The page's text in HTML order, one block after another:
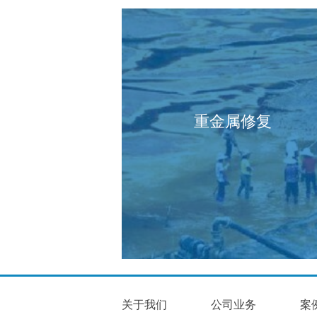
重金属修复
关于我们 公司业务 案